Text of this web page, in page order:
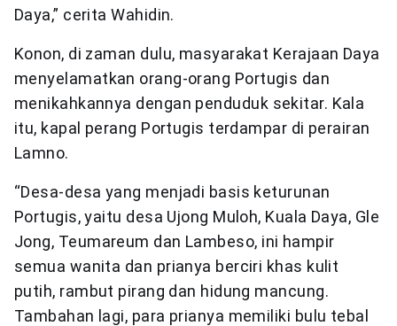
Daya,” cerita Wahidin.
Konon, di zaman dulu, masyarakat Kerajaan Daya
menyelamatkan orang-orang Portugis dan
menikahkannya dengan penduduk sekitar. Kala
itu, kapal perang Portugis terdampar di perairan
Lamno.
“Desa-desa yang menjadi basis keturunan
Portugis, yaitu desa Ujong Muloh, Kuala Daya, Gle
Jong, Teumareum dan Lambeso, ini hampir
semua wanita dan prianya berciri khas kulit
putih, rambut pirang dan hidung mancung.
Tambahan lagi, para prianya memiliki bulu tebal